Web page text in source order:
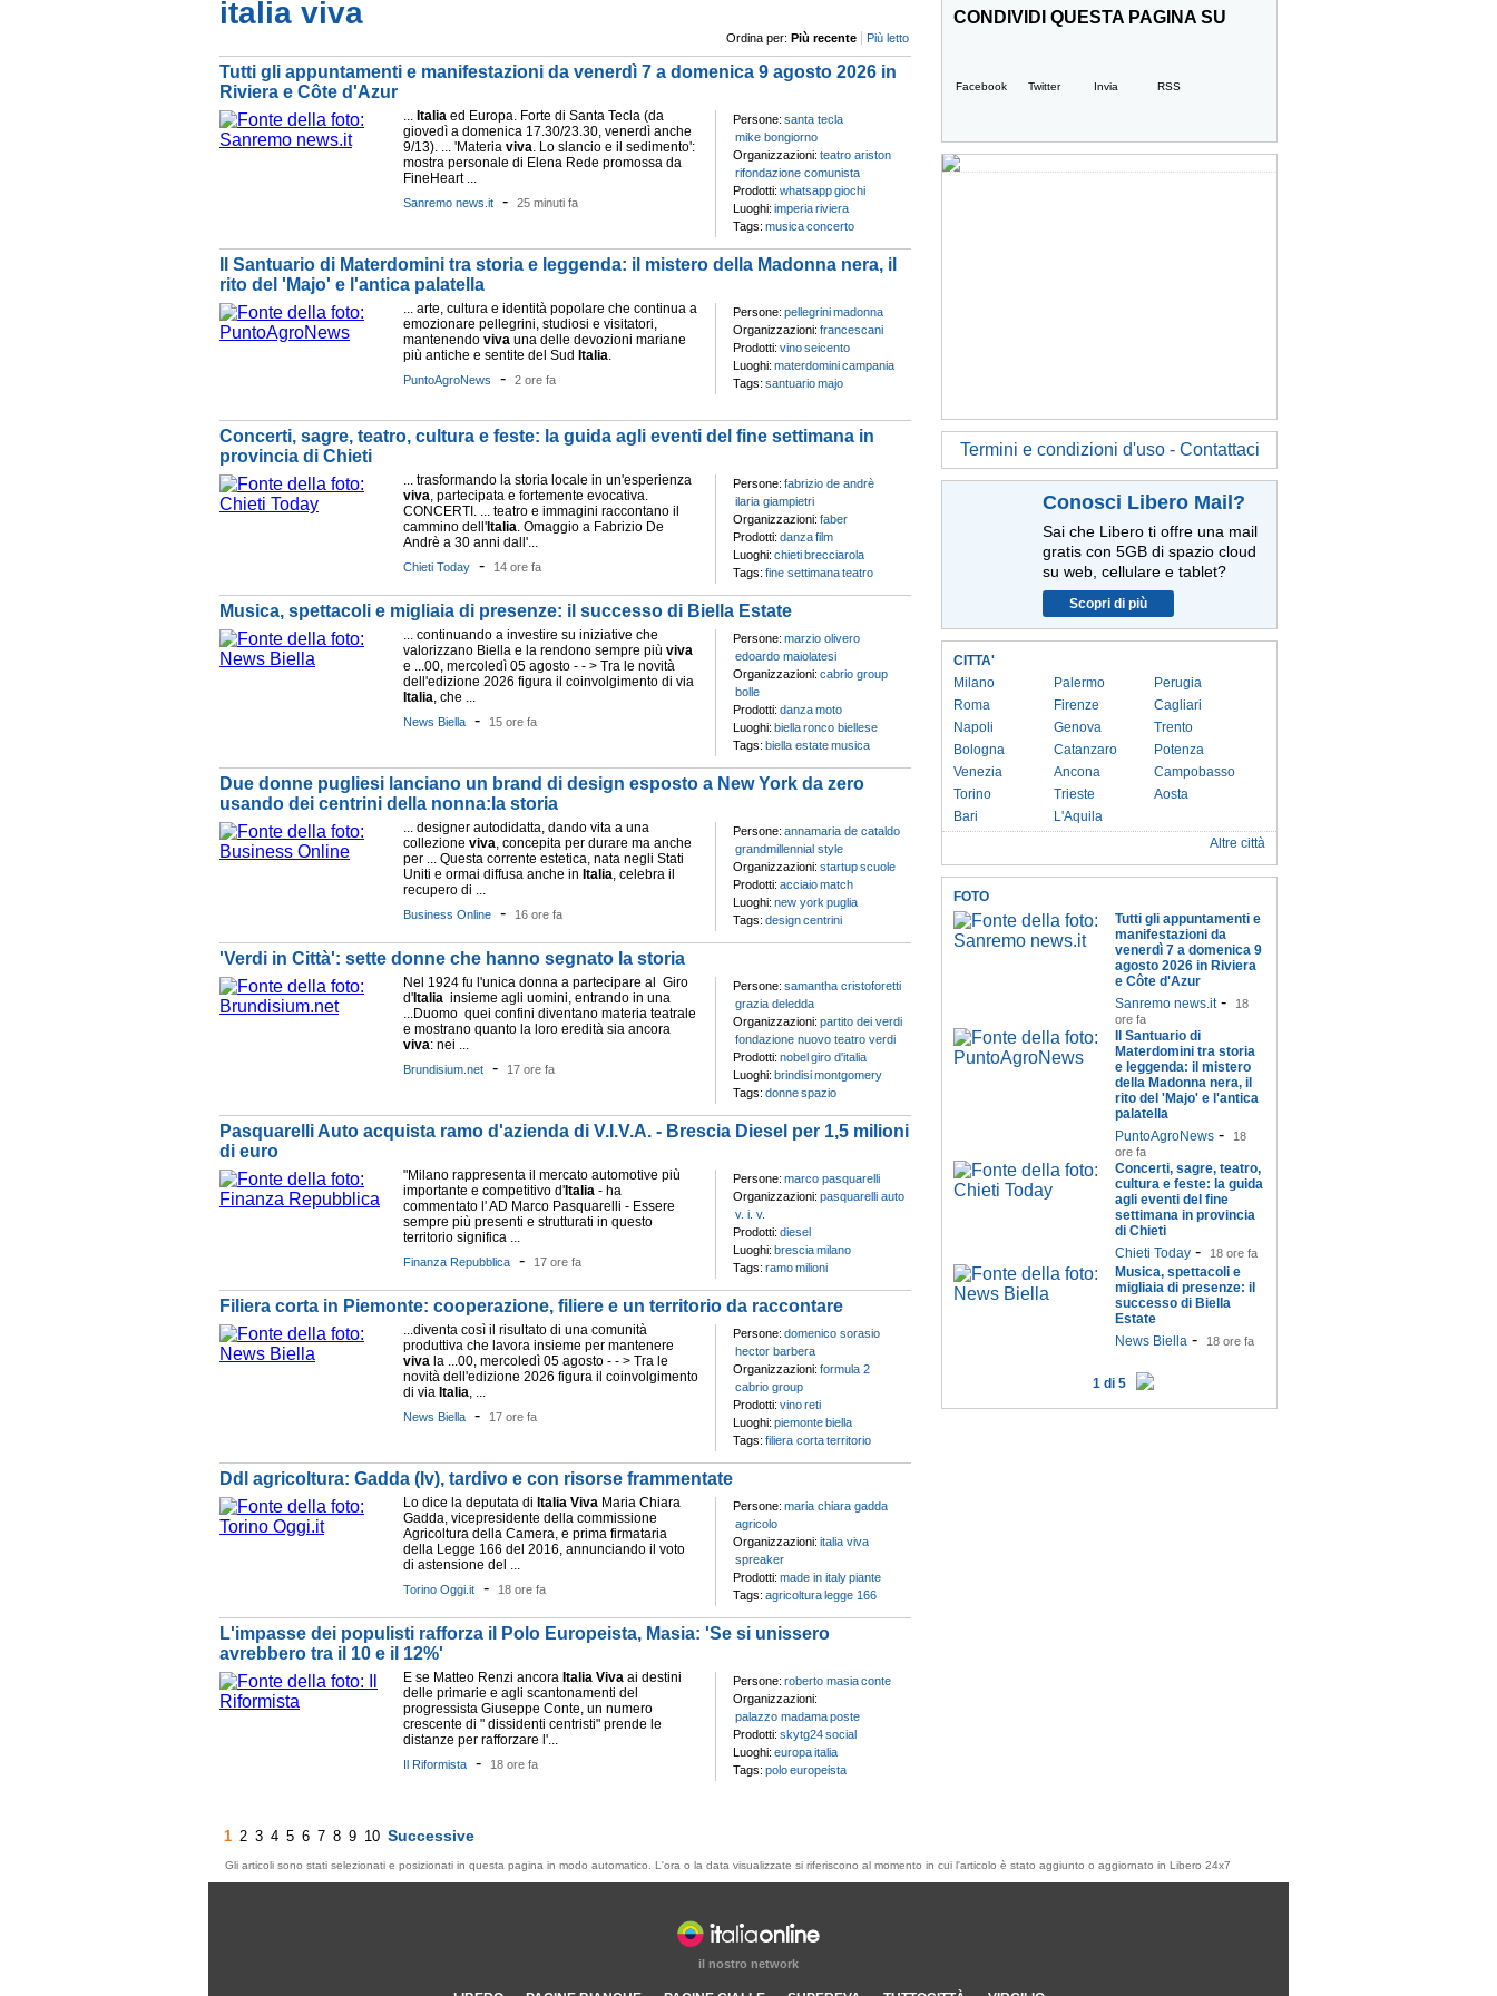
italia viva
Ordina per: Più recente Più letto
Tutti gli appuntamenti e manifestazioni da venerdì 7 a domenica 9 agosto 2026 in
Riviera e Côte d'Azur
... Italia ed Europa. Forte di Santa Tecla (da
giovedì a domenica 17.30/23.30, venerdì anche
9/13). ... 'Materia viva. Lo slancio e il sedimento':
mostra personale di Elena Rede promossa da
FineHeart ...
Sanremo news.it - 25 minuti fa
Persone: santa tecla
mike bongiorno
Organizzazioni: teatro ariston
rifondazione comunista
Prodotti: whatsappgiochi
Luoghi: imperiariviera
Tags: musicaconcerto
Il Santuario di Materdomini tra storia e leggenda: il mistero della Madonna nera, il
rito del 'Majo' e l'antica palatella
... arte, cultura e identità popolare che continua a
emozionare pellegrini, studiosi e visitatori,
mantenendo viva una delle devozioni mariane
più antiche e sentite del Sud Italia.
PuntoAgroNews - 2 ore fa
Persone: pellegrinimadonna
Organizzazioni: francescani
Prodotti: vinoseicento
Luoghi: materdominicampania
Tags: santuariomajo
Concerti, sagre, teatro, cultura e feste: la guida agli eventi del fine settimana in
provincia di Chieti
... trasformando la storia locale in un'esperienza
viva, partecipata e fortemente evocativa.
CONCERTI. ... teatro e immagini raccontano il
cammino dell' Italia. Omaggio a Fabrizio De
Andrè a 30 anni dall'...
Chieti Today - 14 ore fa
Persone: fabrizio de andrè
ilaria giampietri
Organizzazioni: faber
Prodotti: danzafilm
Luoghi: chietibrecciarola
Tags: fine settimanateatro
Musica, spettacoli e migliaia di presenze: il successo di Biella Estate
... continuando a investire su iniziative che
valorizzano Biella e la rendono sempre più viva
e ...00, mercoledì 05 agosto - - > Tra le novità
dell'edizione 2026 figura il coinvolgimento di via
Italia, che ...
News Biella - 15 ore fa
Persone: marzio olivero
edoardo maiolatesi
Organizzazioni: cabrio group
bolle
Prodotti: danzamoto
Luoghi: biellaronco biellese
Tags: biella estatemusica
Due donne pugliesi lanciano un brand di design esposto a New York da zero
usando dei centrini della nonna:la storia
... designer autodidatta, dando vita a una
collezione viva, concepita per durare ma anche
per ... Questa corrente estetica, nata negli Stati
Uniti e ormai diffusa anche in Italia, celebra il
recupero di ...
Business Online - 16 ore fa
Persone: annamaria de cataldo
grandmillennial style
Organizzazioni: startupscuole
Prodotti: acciaiomatch
Luoghi: new york puglia
Tags: designcentrini
'Verdi in Città': sette donne che hanno segnato la storia
Nel 1924 fu l'unica donna a partecipare al Giro
d' Italia insieme agli uomini, entrando in una
...Duomo quei confini diventano materia teatrale
e mostrano quanto la loro eredità sia ancora
viva: nei ...
Brundisium.net - 17 ore fa
Persone: samantha cristoforetti
grazia deledda
Organizzazioni: partito dei verdi
fondazione nuovo teatro verdi
Prodotti: nobelgiro d'italia
Luoghi: brindisimontgomery
Tags: donnespazio
Pasquarelli Auto acquista ramo d'azienda di V.I.V.A. - Brescia Diesel per 1,5 milioni
di euro
"Milano rappresenta il mercato automotive più
importante e competitivo d' Italia - ha
commentato l' AD Marco Pasquarelli - Essere
sempre più presenti e strutturati in questo
territorio significa ...
Finanza Repubblica - 17 ore fa
Persone: marco pasquarelli
Organizzazioni: pasquarelli auto
v. i. v.
Prodotti: diesel
Luoghi: bresciamilano
Tags: ramomilioni
Filiera corta in Piemonte: cooperazione, filiere e un territorio da raccontare
...diventa così il risultato di una comunità
produttiva che lavora insieme per mantenere
viva la ...00, mercoledì 05 agosto - - > Tra le
novità dell'edizione 2026 figura il coinvolgimento
di via Italia, ...
News Biella - 17 ore fa
Persone: domenico sorasio
hector barbera
Organizzazioni: formula 2
cabrio group
Prodotti: vinoreti
Luoghi: piemontebiella
Tags: filiera cortaterritorio
Ddl agricoltura: Gadda (Iv), tardivo e con risorse frammentate
Lo dice la deputata di Italia Viva Maria Chiara
Gadda, vicepresidente della commissione
Agricoltura della Camera, e prima firmataria
della Legge 166 del 2016, annunciando il voto
di astensione del ...
Torino Oggi.it - 18 ore fa
Persone: maria chiara gadda
agricolo
Organizzazioni: italia viva
spreaker
Prodotti: made in italypiante
Tags: agricolturalegge 166
L'impasse dei populisti rafforza il Polo Europeista, Masia: 'Se si unissero
avrebbero tra il 10 e il 12%'
E se Matteo Renzi ancora Italia Viva ai destini
delle primarie e agli scantonamenti del
progressista Giuseppe Conte, un numero
crescente di " dissidenti centristi" prende le
distanze per rafforzare l'...
Il Riformista - 18 ore fa
Persone: roberto masiaconte
Organizzazioni:
palazzo madamaposte
Prodotti: skytg24social
Luoghi: europaitalia
Tags: poloeuropeista
1 2 3 4 5 6 7 8 9 10 Successive
CONDIVIDI QUESTA PAGINA SU
Facebook Twitter Invia RSS
Termini e condizioni d'uso - Contattaci
Conosci Libero Mail?
Sai che Libero ti offre una mail
gratis con 5GB di spazio cloud
su web, cellulare e tablet?
Scopri di più
CITTA'
Milano
Roma
Napoli
Bologna
Venezia
Torino
Bari
Palermo
Firenze
Genova
Catanzaro
Ancona
Trieste
L'Aquila
Perugia
Cagliari
Trento
Potenza
Campobasso
Aosta
Altre città
FOTO
Tutti gli appuntamenti e
manifestazioni da
venerdì 7 a domenica 9
agosto 2026 in Riviera
e Côte d'Azur
Sanremo news.it-
18
ore fa
Il Santuario di
Materdomini tra storia
e leggenda: il mistero
della Madonna nera, il
rito del 'Majo' e l'antica
palatella
PuntoAgroNews -
18
ore fa
Concerti, sagre, teatro,
cultura e feste: la guida
agli eventi del fine
settimana in provincia
di Chieti
Chieti Today - 18 ore fa
Musica, spettacoli e
migliaia di presenze: il
successo di Biella
Estate
News Biella - 18 ore fa
1 di 5
Gli articoli sono stati selezionati e posizionati in questa pagina in modo automatico. L'ora o la data visualizzate si riferiscono al momento in cui l'articolo è stato aggiunto o aggiornato in Libero 24x7
il nostro network